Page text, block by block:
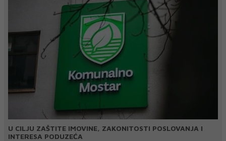
U CILJU ZAŠTITE IMOVINE, ZAKONITOSTI POSLOVANJA I
INTERESA PODUZEĆA